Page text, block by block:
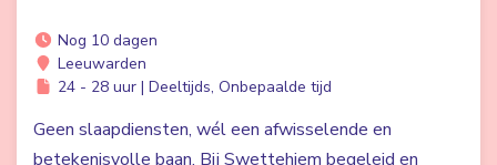
Nog 10 dagen
Leeuwarden
24 - 28 uur | Deeltijds, Onbepaalde tijd
Geen slaapdiensten, wél een afwisselende en
betekenisvolle baan. Bij Swettehiem begeleid en